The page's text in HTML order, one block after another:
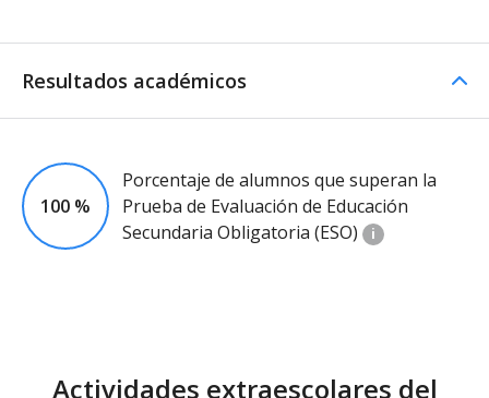
Resultados académicos
100 %
Porcentaje de alumnos que superan la
Prueba de Evaluación de Educación
Secundaria Obligatoria (ESO)
i
Actividades extraescolares del